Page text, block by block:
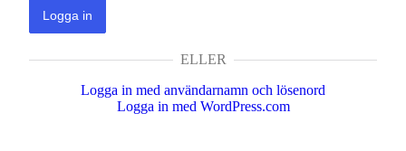
ELLER
Logga in med användarnamn och lösenord
Logga in med WordPress.com